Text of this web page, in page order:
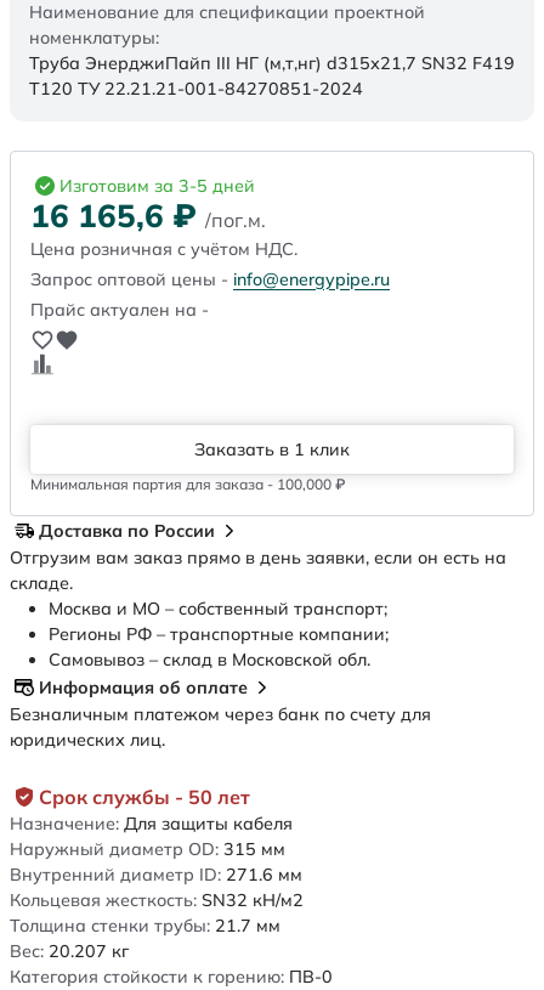
Наименование для спецификации проектной
номенклатуры:
Труба ЭнерджиПайп III НГ (м,т,нг) d315х21,7 SN32 F419
Т120 ТУ 22.21.21-001-84270851-2024
Срок службы - 50 лет
Назначение: Для защиты кабеля
Наружный диаметр OD: 315 мм
Внутренний диаметр ID: 271.6 мм
Кольцевая жесткость: SN32 кН/м2
Толщина стенки трубы: 21.7 мм
Вес: 20.207 кг
Категория стойкости к горению: ПВ-0
Изготовим за 3-5 дней
16 165,6 ₽ /пог.м.
Цена розничная с учётом НДС.
Запрос оптовой цены - info@energypipe.ru
Прайс актуален на -
Заказать в 1 клик
Минимальная партия для заказа - 100,000 ₽
Доставка по России
Отгрузим вам заказ прямо в день заявки, если он есть на
складе.
Москва и МО – собственный транспорт;
Регионы РФ – транспортные компании;
Самовывоз – склад в Московской обл.
Информация об оплате
Безналичным платежом через банк по счету для
юридических лиц.